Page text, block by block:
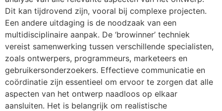
Dit kan tijdrovend zijn, vooral bij complexe projecten.
Een andere uitdaging is de noodzaak van een
multidisciplinaire aanpak. De ‘browinner’ techniek
vereist samenwerking tussen verschillende specialisten,
zoals ontwerpers, programmeurs, marketeers en
gebruikersonderzoekers. Effectieve communicatie en
coördinatie zijn essentieel om ervoor te zorgen dat alle
aspecten van het ontwerp naadloos op elkaar
aansluiten. Het is belangrijk om realistische